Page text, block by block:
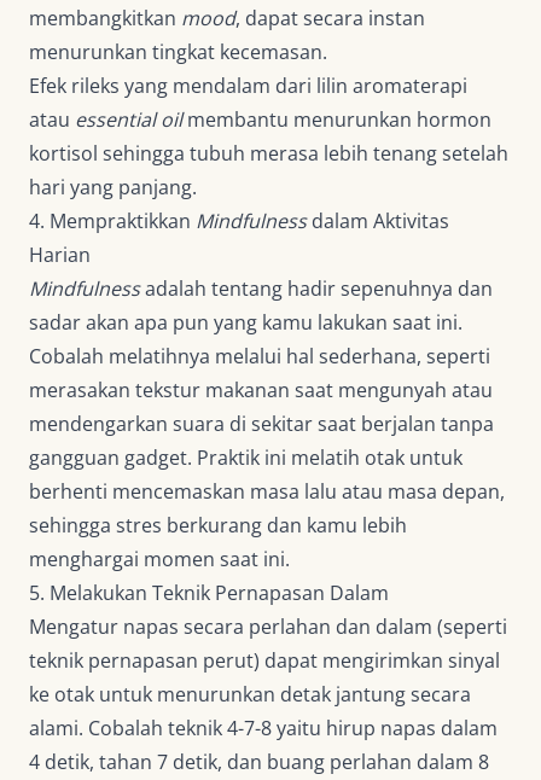
membangkitkan mood, dapat secara instan
menurunkan tingkat kecemasan.
Efek rileks yang mendalam dari lilin aromaterapi
atau essential oilmembantu menurunkan hormon
kortisol sehingga tubuh merasa lebih tenang setelah
hari yang panjang.
4. Mempraktikkan Mindfulnessdalam Aktivitas
Harian
Mindfulnessadalah tentang hadir sepenuhnya dan
sadar akan apa pun yang kamu lakukan saat ini.
Cobalah melatihnya melalui hal sederhana, seperti
merasakan tekstur makanan saat mengunyah atau
mendengarkan suara di sekitar saat berjalan tanpa
gangguan gadget. Praktik ini melatih otak untuk
berhenti mencemaskan masa lalu atau masa depan,
sehingga stres berkurang dan kamu lebih
menghargai momen saat ini.
5. Melakukan Teknik Pernapasan Dalam
Mengatur napas secara perlahan dan dalam (seperti
teknik pernapasan perut) dapat mengirimkan sinyal
ke otak untuk menurunkan detak jantung secara
alami. Cobalah teknik 4-7-8 yaitu hirup napas dalam
4 detik, tahan 7 detik, dan buang perlahan dalam 8